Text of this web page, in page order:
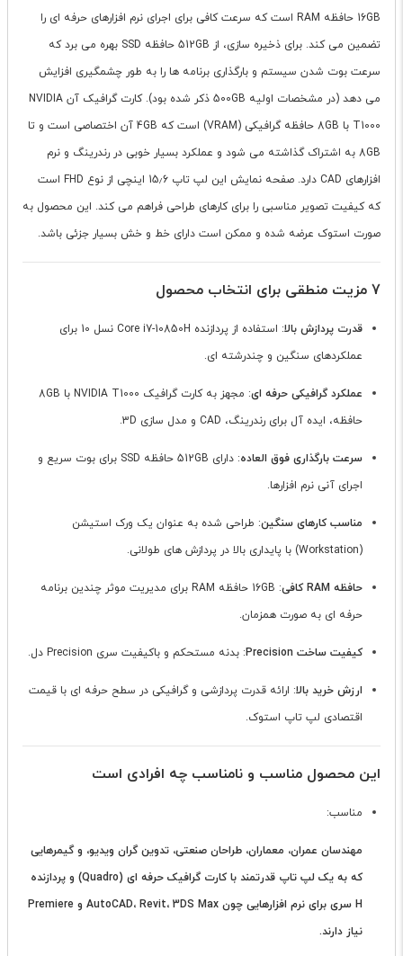
16GB حافظه RAM است که سرعت کافی برای اجرای نرم افزارهای حرفه ای را
تضمین می کند. برای ذخیره سازی، از 512GB حافظه SSD بهره می برد که
سرعت بوت شدن سیستم و بارگذاری برنامه ها را به طور چشمگیری افزایش
می دهد (در مشخصات اولیه 500GB ذکر شده بود). کارت گرافیک آن NVIDIA
T1000 با 8GB حافظه گرافیکی (VRAM) است که 4GB آن اختصاصی است و تا
8GB به اشتراک گذاشته می شود و عملکرد بسیار خوبی در رندرینگ و نرم
افزارهای CAD دارد. صفحه نمایش این لپ تاپ 15٫6 اینچی از نوع FHD است
که کیفیت تصویر مناسبی را برای کارهای طراحی فراهم می کند. این محصول به
صورت استوک عرضه شده و ممکن است دارای خط و خش بسیار جزئی باشد.
7 مزیت منطقی برای انتخاب محصول
قدرت پردازش بالا
: استفاده از پردازنده Core i7-10850H نسل 10 برای
عملکردهای سنگین و چندرشته ای.
عملکرد گرافیکی حرفه ای
: مجهز به کارت گرافیک NVIDIA T1000 با 8GB
حافظه، ایده آل برای رندرینگ، CAD و مدل سازی 3D.
سرعت بارگذاری فوق العاده
: دارای 512GB حافظه SSD برای بوت سریع و
اجرای آنی نرم افزارها.
مناسب کارهای سنگین: طراحی شده به عنوان یک ورک استیشن
(Workstation) با پایداری بالا در پردازش های طولانی.
حافظه RAM کافی
: 16GB حافظه RAM برای مدیریت موثر چندین برنامه
حرفه ای به صورت همزمان.
کیفیت ساخت Precision : بدنه مستحکم و باکیفیت سری Precision دل.
ارزش خرید بالا: ارائه قدرت پردازشی و گرافیکی در سطح حرفه ای با قیمت
اقتصادی لپ تاپ استوک.
این محصول مناسب و نامناسب چه افرادی است
مناسب:
مهندسان عمران، معماران، طراحان صنعتی، تدوین گران ویدیو، و گیمرهایی
که به یک لپ تاپ قدرتمند با کارت گرافیک حرفه ای (Quadro) و پردازنده
H سری برای نرم افزارهایی چون AutoCAD، Revit، 3DS Max و Premiere
نیاز دارند.